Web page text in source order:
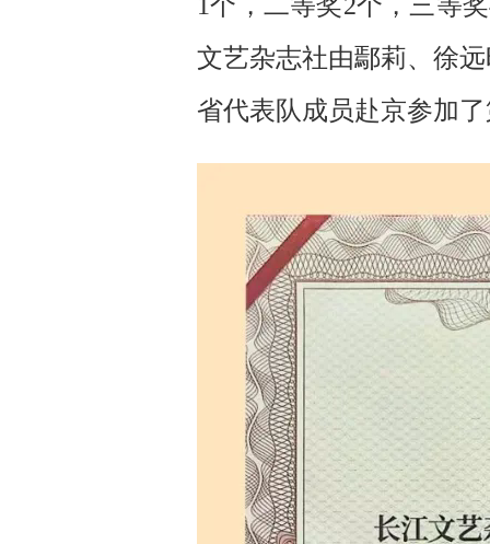
文艺杂志社由鄢莉、徐
省代表队成员赴京参加